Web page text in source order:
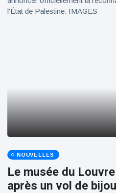
l'État de Palestine. IMAGES
NOUVELLES
Le musée du
après un vol de